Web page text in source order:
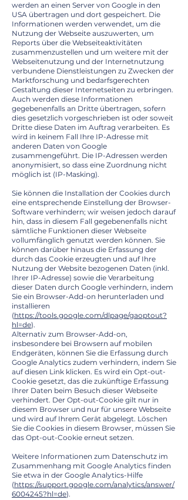
werden an einen Server von Google in den
USA übertragen und dort gespeichert. Die
Informationen werden verwendet, um die
Nutzung der Webseite auszuwerten, um
Reports über die Webseiteaktivitäten
zusammenzustellen und um weitere mit der
Webseitenutzung und der Internetnutzung
verbundene Dienstleistungen zu Zwecken der
Marktforschung und bedarfsgerechten
Gestaltung dieser Internetseiten zu erbringen.
Auch werden diese Informationen
gegebenenfalls an Dritte übertragen, sofern
dies gesetzlich vorgeschrieben ist oder soweit
Dritte diese Daten im Auftrag verarbeiten. Es
wird in keinem Fall Ihre IP-Adresse mit
anderen Daten von Google
zusammengeführt. Die IP-Adressen werden
anonymisiert, so dass eine Zuordnung nicht
möglich ist (IP-Masking).
Sie können die Installation der Cookies durch
eine entsprechende Einstellung der Browser-
Software verhindern; wir weisen jedoch darauf
hin, dass in diesem Fall gegebenenfalls nicht
sämtliche Funktionen dieser Webseite
vollumfänglich genutzt werden können. Sie
können darüber hinaus die Erfassung der
durch das Cookie erzeugten und auf Ihre
Nutzung der Website bezogenen Daten (inkl.
Ihrer IP-Adresse) sowie die Verarbeitung
dieser Daten durch Google verhindern, indem
Sie ein Browser-Add-on herunterladen und
installieren
(https://tools.google.com/dlpage/gaoptout?
hl=de).
Alternativ zum Browser-Add-on,
insbesondere bei Browsern auf mobilen
Endgeräten, können Sie die Erfassung durch
Google Analytics zudem verhindern, indem Sie
auf diesen Link klicken. Es wird ein Opt-out-
Cookie gesetzt, das die zukünftige Erfassung
Ihrer Daten beim Besuch dieser Webseite
verhindert. Der Opt-out-Cookie gilt nur in
diesem Browser und nur für unsere Webseite
und wird auf Ihrem Gerät abgelegt. Löschen
Sie die Cookies in diesem Browser, müssen Sie
das Opt-out-Cookie erneut setzen.
Weitere Informationen zum Datenschutz im
Zusammenhang mit Google Analytics finden
Sie etwa in der Google Analytics-Hilfe
(https://support.google.com/analytics/answer/
6004245?hl=de).